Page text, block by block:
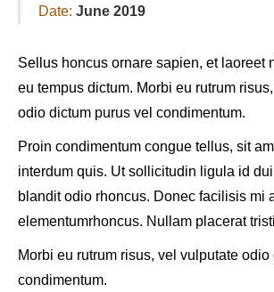
Date: June 2019
Sellus honcus ornare sapien, et laoreet
eu tempus dictum. Morbi eu rutrum
odio dictum purus vel condimentum.
Proin condimentum congue tellus, sit
interdum quis. Ut sollicitudin ligula id
blandit odio rhoncus. Donec facilisis mi
elementumrhoncus. Nullam placerat
Morbi eu rutrum risus, vel vulputate odio
condimentum.